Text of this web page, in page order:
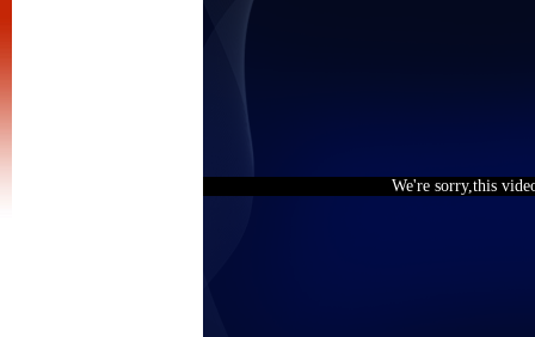
We're sorry,this